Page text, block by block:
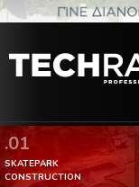
.01
SKATEPARK
CONSTRUCTION